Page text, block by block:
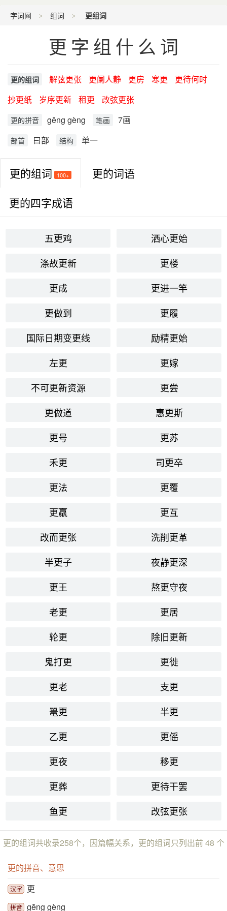
字词网 组词 更组词
更字组什么词
更的组词 解弦更张 更阑人静 更房 寒更
更待何时
抄更纸
岁序更新 租更 改弦更张
更的拼音 gēng gèng 笔画 7画
部首 曰部 结构 单一
更的组词 100+
更的词语
更的四字成语
五更鸡
洒心更始
涤故更新
更楼
更成
更进一竿
更做到
更履
国际日期变更线
励精更始
左更
更嫁
不可更新资源
更尝
更做道
惠更斯
更号
更苏
禾更
司更卒
更法
更覆
更羸
更互
改而更张
洗削更革
半更子
夜静更深
更王
熬更守夜
老更
更居
轮更
除旧更新
鬼打更
更徙
更老
支更
鼍更
半更
乙更
更傜
更夜
移更
更葬
更待干罢
鱼更
改弦更张
更的组词共收录258个，因篇幅关系，更的组词只列出前 48 个
更的拼音、意思
汉字 更
拼音 gēng gèng